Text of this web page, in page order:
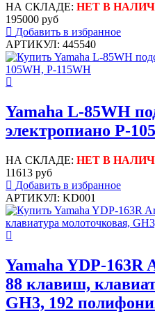
НА СКЛАДЕ: НЕТ В
195000 руб
Добавить в избранное
АРТИКУЛ: 445540
Yamaha L-85WH
электропиано P-
НА СКЛАДЕ: НЕТ В
11613 руб
Добавить в избранное
АРТИКУЛ: KD001
Yamaha YDP-163R
88 клавиш,
GH3, 192